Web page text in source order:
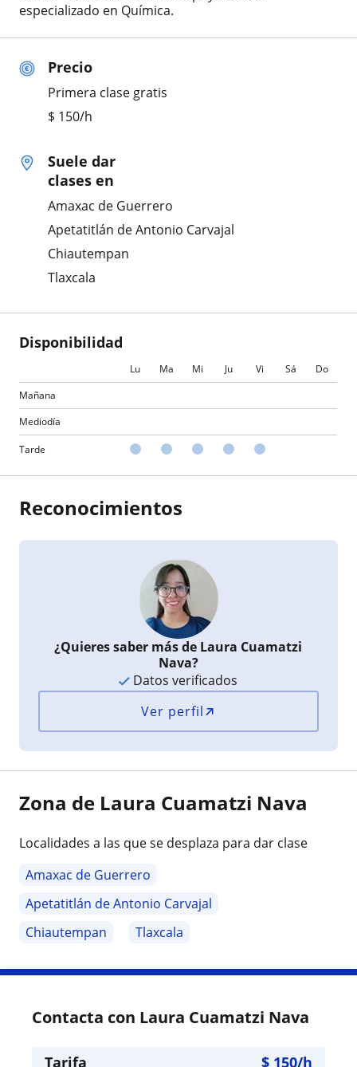
Precio
Primera clase gratis
$ 150/h
Suele dar
clases en
Amaxac de Guerrero
Apetatitlán de Antonio Carvajal
Chiautempan
Tlaxcala
Disponibilidad
Lu Ma Mi Ju Vi Sá
Do
Mañana
Mediodía
Tarde
especializado en Química.
Reconocimientos
¿Quieres saber más de Laura Cuamatzi
Nava?
Datos verificados
Ver perfil
Zona de Laura Cuamatzi Nava
Localidades a las que se desplaza para dar clase
Amaxac de Guerrero
Apetatitlán de Antonio Carvajal
Chiautempan
Tlaxcala
Contacta con Laura Cuamatzi Nava
Tarifa $ 150/h